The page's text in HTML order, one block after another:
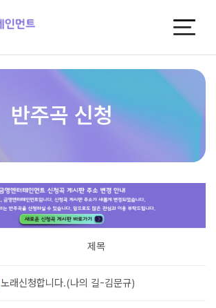
반주곡 신청
제목
노래신청합니다.(나의 길-김문규)